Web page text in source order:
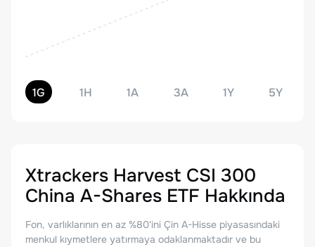
1G 1H 1A 3A 1Y 5Y
Xtrackers Harvest CSI 300
China A-Shares ETF Hakkında
Fon, varlıklarının en az %80'ini Çin A-Hisse piyasasındaki
menkul kıymetlere yatırmaya odaklanmaktadır ve bu